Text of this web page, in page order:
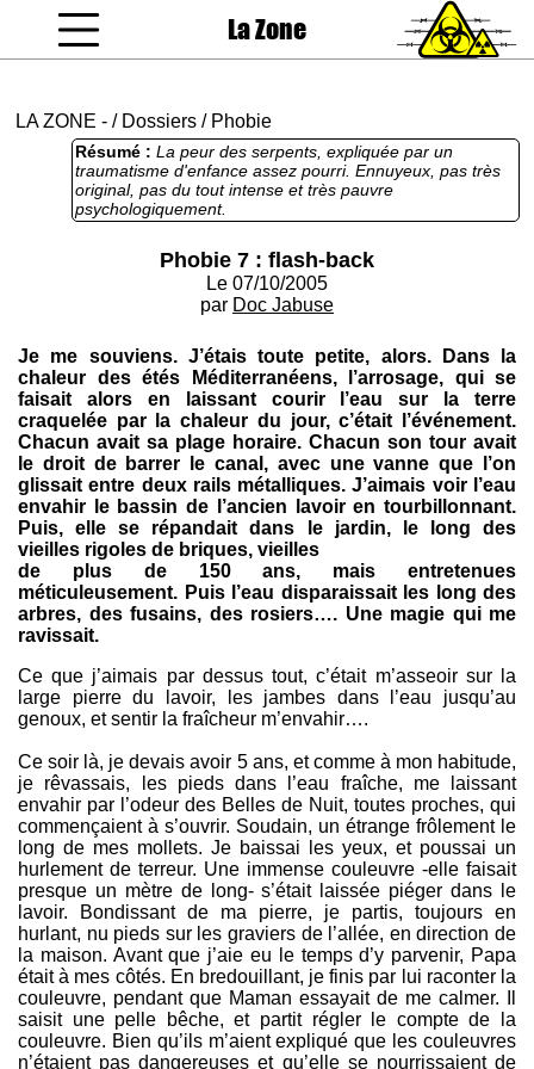
La Zone
LA ZONE - / Dossiers / Phobie
Résumé : La peur des serpents, expliquée par un
traumatisme d'enfance assez pourri. Ennuyeux, pas très
original, pas du tout intense et très pauvre
psychologiquement.
Phobie 7 : flash-back
Le 07/10/2005
par Doc Jabuse
Je me souviens. J’étais toute petite, alors. Dans la
chaleur des étés Méditerranéens, l’arrosage, qui se
faisait alors en laissant courir l’eau sur la terre
craquelée par la chaleur du jour, c’était l’événement.
Chacun avait sa plage horaire. Chacun son tour avait
le droit de barrer le canal, avec une vanne que l’on
glissait entre deux rails métalliques. J’aimais voir l’eau
envahir le bassin de l’ancien lavoir en tourbillonnant.
Puis, elle se répandait dans le jardin, le long des
vieilles rigoles de briques, vieilles
de plus de 150 ans, mais entretenues
méticuleusement. Puis l’eau disparaissait les long des
arbres, des fusains, des rosiers…. Une magie qui me
ravissait.
Ce que j’aimais par dessus tout, c’était m’asseoir sur la
large pierre du lavoir, les jambes dans l’eau jusqu’au
genoux, et sentir la fraîcheur m’envahir….
Ce soir là, je devais avoir 5 ans, et comme à mon habitude,
je rêvassais, les pieds dans l’eau fraîche, me laissant
envahir par l’odeur des Belles de Nuit, toutes proches, qui
commençaient à s’ouvrir. Soudain, un étrange frôlement le
long de mes mollets. Je baissai les yeux, et poussai un
hurlement de terreur. Une immense couleuvre -elle faisait
presque un mètre de long- s’était laissée piéger dans le
lavoir. Bondissant de ma pierre, je partis, toujours en
hurlant, nu pieds sur les graviers de l’allée, en direction de
la maison. Avant que j’aie eu le temps d’y parvenir, Papa
était à mes côtés. En bredouillant, je finis par lui raconter la
couleuvre, pendant que Maman essayait de me calmer. Il
saisit une pelle bêche, et partit régler le compte de la
couleuvre. Bien qu’ils m’aient expliqué que les couleuvres
n’étaient pas dangereuses et qu’elle se nourrissaient de